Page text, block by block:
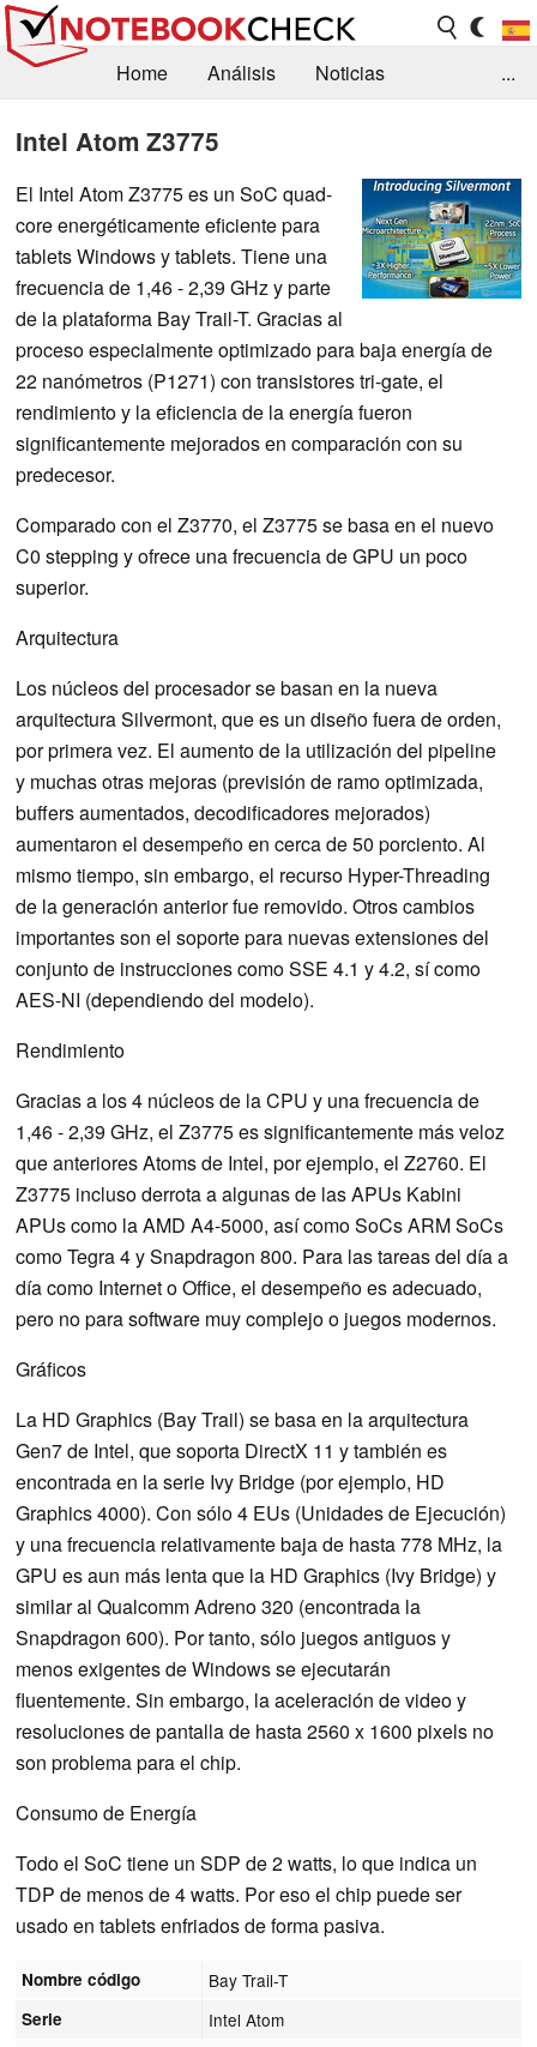
Home Análisis
Noticias
Contacto
...
Intel Atom Z3775
El Intel Atom Z3775 es un SoC quad-
core energéticamente eficiente para
tablets Windows y tablets. Tiene una
frecuencia de 1,46 - 2,39 GHz y parte
de la plataforma Bay Trail-T. Gracias al
proceso especialmente optimizado para baja energía de
22 nanómetros (P1271) con transistores tri-gate, el
rendimiento y la eficiencia de la energía fueron
significantemente mejorados en comparación con su
predecesor.
Comparado con el Z3770, el Z3775 se basa en el nuevo
C0 stepping y ofrece una frecuencia de GPU un poco
superior.
Arquitectura
Los núcleos del procesador se basan en la nueva
arquitectura Silvermont, que es un diseño fuera de orden,
por primera vez. El aumento de la utilización del pipeline
y muchas otras mejoras (previsión de ramo optimizada,
buffers aumentados, decodificadores mejorados)
aumentaron el desempeño en cerca de 50 porciento. Al
mismo tiempo, sin embargo, el recurso Hyper-Threading
de la generación anterior fue removido. Otros cambios
importantes son el soporte para nuevas extensiones del
conjunto de instrucciones como SSE 4.1 y 4.2, sí como
AES-NI (dependiendo del modelo).
Rendimiento
Gracias a los 4 núcleos de la CPU y una frecuencia de
1,46 - 2,39 GHz, el Z3775 es significantemente más veloz
que anteriores Atoms de Intel, por ejemplo, el Z2760. El
Z3775 incluso derrota a algunas de las APUs Kabini
APUs como la AMD A4-5000, así como SoCs ARM SoCs
como Tegra 4 y Snapdragon 800. Para las tareas del día a
día como Internet o Office, el desempeño es adecuado,
pero no para software muy complejo o juegos modernos.
Gráficos
La HD Graphics (Bay Trail) se basa en la arquitectura
Gen7 de Intel, que soporta DirectX 11 y también es
encontrada en la serie Ivy Bridge (por ejemplo, HD
Graphics 4000). Con sólo 4 EUs (Unidades de Ejecución)
y una frecuencia relativamente baja de hasta 778 MHz, la
GPU es aun más lenta que la HD Graphics (Ivy Bridge) y
similar al Qualcomm Adreno 320 (encontrada la
Snapdragon 600). Por tanto, sólo juegos antiguos y
menos exigentes de Windows se ejecutarán
fluentemente. Sin embargo, la aceleración de video y
resoluciones de pantalla de hasta 2560 x 1600 pixels no
son problema para el chip.
Consumo de Energía
Todo el SoC tiene un SDP de 2 watts, lo que indica un
TDP de menos de 4 watts. Por eso el chip puede ser
usado en tablets enfriados de forma pasiva.
Nombre código Bay Trail-T
Serie Intel Atom